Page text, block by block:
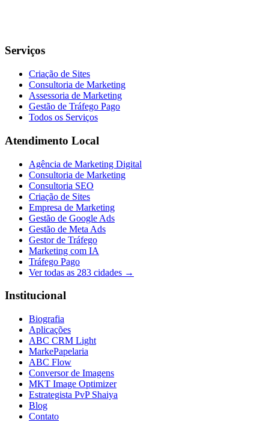
Serviços
Criação de Sites
Consultoria de Marketing
Assessoria de Marketing
Gestão de Tráfego Pago
Todos os Serviços
Atendimento Local
Agência de Marketing Digital
Consultoria de Marketing
Consultoria SEO
Criação de Sites
Empresa de Marketing
Gestão de Google Ads
Gestão de Meta Ads
Gestor de Tráfego
Marketing com IA
Tráfego Pago
Ver todas as 283 cidades →
Institucional
Biografia
Aplicações
ABC CRM Light
MarkePapelaria
ABC Flow
Conversor de Imagens
MKT Image Optimizer
Estrategista PvP Shaiya
Blog
Contato